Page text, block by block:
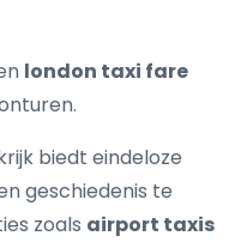
london taxi fare
biedt eindeloze
geschiedenis te
zoals airport taxis